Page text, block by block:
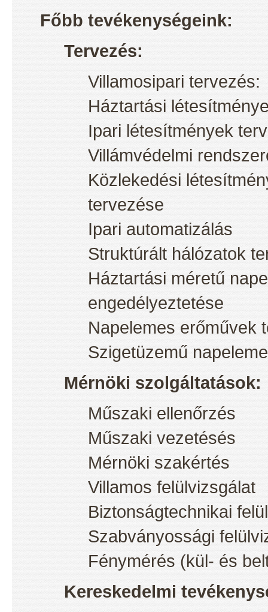
Főbb tevékenységeink:
Tervezés:
Villamosipari tervezés:
Háztartási
Ipari létesítmények
Villámvédelmi
Közlekedési
tervezése
Ipari automatizálás
Struktúrált hálózatok
Háztartási méretű
engedélyeztetése
Napelemes erőművek
Szigetüzemű
Mérnöki szolgáltatások:
Műszaki ellenőrzés
Műszaki vezetésés
Mérnöki szakértés
Villamos felülvizsgálat
Biztonságtechnikai
Szabványossági
Fénymérés (kül- és
Kereskedelmi